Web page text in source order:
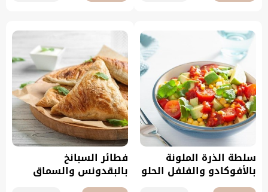
سلطة الذرة الملونة
بالأفوكادو والفلفل الحلو
فطائر السبانخ
بالبقدونس والسماق